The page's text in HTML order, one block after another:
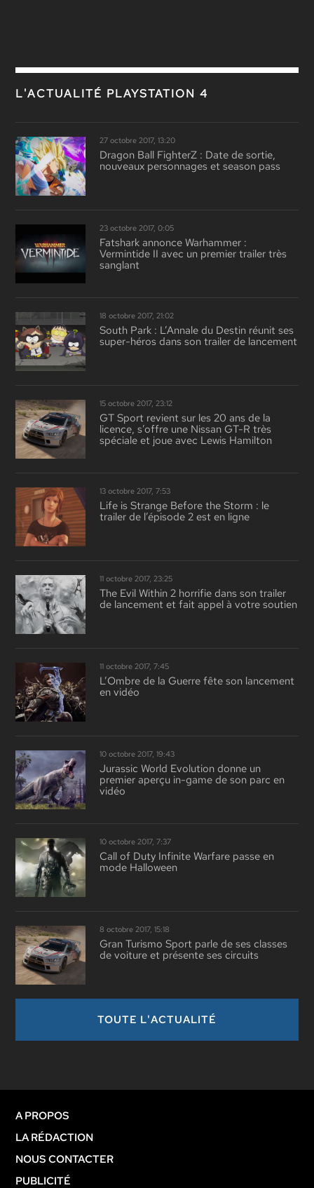
L'ACTUALITÉ PLAYSTATION 4
27 octobre 2017, 13:20
Dragon Ball FighterZ : Date de sortie,
nouveaux personnages et season pass
23 octobre 2017, 0:05
Fatshark annonce Warhammer :
Vermintide II avec un premier trailer très
sanglant
18 octobre 2017, 21:02
South Park : L’Annale du Destin réunit ses
super-héros dans son trailer de lancement
15 octobre 2017, 23:12
GT Sport revient sur les 20 ans de la
licence, s’offre une Nissan GT-R très
spéciale et joue avec Lewis Hamilton
13 octobre 2017, 7:53
Life is Strange Before the Storm : le
trailer de l’épisode 2 est en ligne
11 octobre 2017, 23:25
The Evil Within 2 horrifie dans son trailer
de lancement et fait appel à votre soutien
11 octobre 2017, 7:45
L’Ombre de la Guerre fête son lancement
en vidéo
10 octobre 2017, 19:43
Jurassic World Evolution donne un
premier aperçu in-game de son parc en
vidéo
10 octobre 2017, 7:37
Call of Duty Infinite Warfare passe en
mode Halloween
8 octobre 2017, 15:18
Gran Turismo Sport parle de ses classes
de voiture et présente ses circuits
TOUTE L'ACTUALITÉ
A PROPOS
LA RÉDACTION
NOUS CONTACTER
PUBLICITÉ